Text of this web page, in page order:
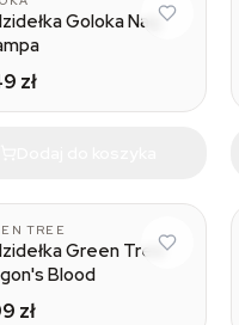
Goloka Nag
zł
TREE
Green Tree
Blood
zł